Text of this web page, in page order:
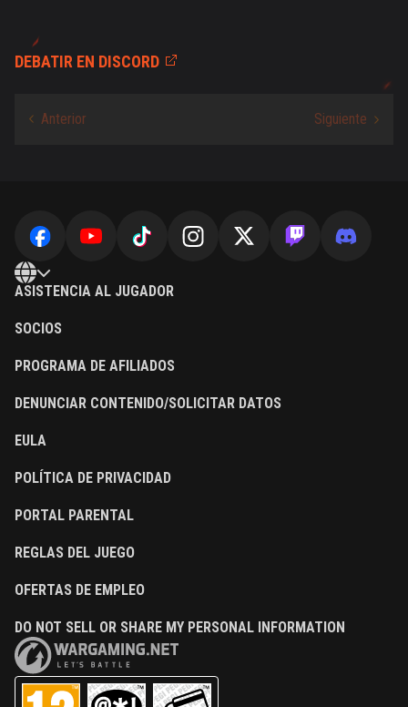
DEBATIR EN DISCORD
ASISTENCIA AL JUGADOR
SOCIOS
PROGRAMA DE AFILIADOS
DENUNCIAR CONTENIDO/SOLICITAR DATOS
EULA
POLÍTICA DE PRIVACIDAD
PORTAL PARENTAL
REGLAS DEL JUEGO
OFERTAS DE EMPLEO
DO NOT SELL OR SHARE MY PERSONAL INFORMATION